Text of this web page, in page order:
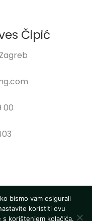
Čipić
00
bismo vam osigurali
koristiti ovu
korištenjem kolačića.